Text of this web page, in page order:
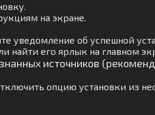
на экране.
уведомление об успешной
найти его ярлык на главном
источников
опцию установки из